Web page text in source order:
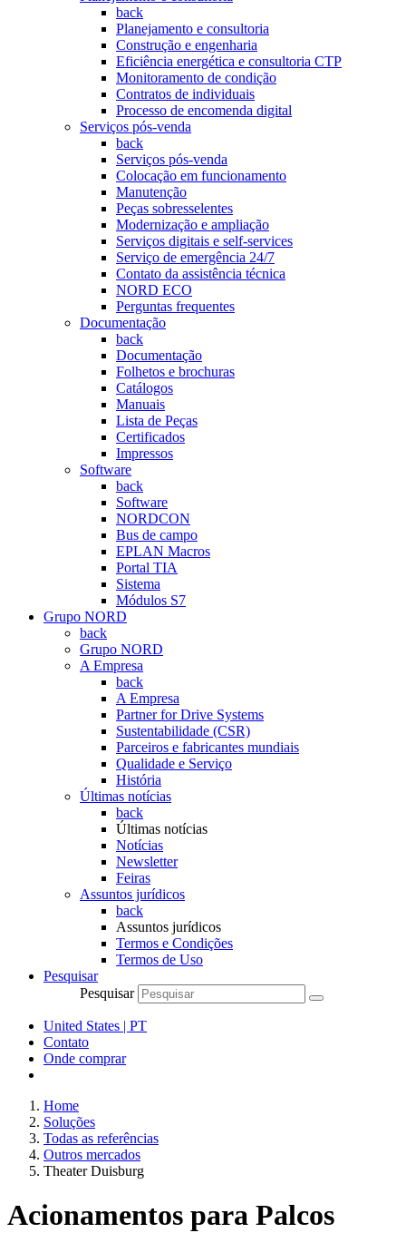
back
Planejamento e consultoria
Construção e engenharia
Eficiência energética e consultoria CTP
Monitoramento de condição
Contratos de individuais
Processo de encomenda digital
Serviços pós-venda
back
Serviços pós-venda
Colocação em funcionamento
Manutenção
Peças sobresselentes
Modernização e ampliação
Serviços digitais e self-services
Serviço de emergência 24/7
Contato da assistência técnica
NORD ECO
Perguntas frequentes
Documentação
back
Documentação
Folhetos e brochuras
Catálogos
Manuais
Lista de Peças
Certificados
Impressos
Software
back
Software
NORDCON
Bus de campo
EPLAN Macros
Portal TIA
Sistema
Módulos S7
Grupo NORD
back
Grupo NORD
A Empresa
back
A Empresa
Partner for Drive Systems
Sustentabilidade (CSR)
Parceiros e fabricantes mundiais
Qualidade e Serviço
História
Últimas notícias
back
Últimas notícias
Notícias
Newsletter
Feiras
Assuntos jurídicos
back
Assuntos jurídicos
Termos e Condições
Termos de Uso
Pesquisar
Pesquisar
United States | PT
Contato
Onde comprar
Home
Soluções
Todas as referências
Outros mercados
Theater Duisburg
Acionamentos para Palcos